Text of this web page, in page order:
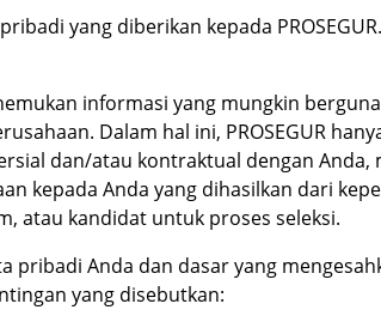
yang diberikan kepada
informasi yang mungkin
Dalam hal ini, PROSEGUR
dan/atau kontraktual dengan
kepada Anda yang dihasilkan dari
atau kandidat untuk proses seleksi.
pribadi Anda dan dasar yang
yang disebutkan: